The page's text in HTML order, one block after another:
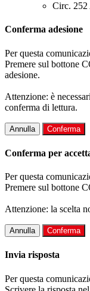
Circ. 252
Conferma adesione
Per questa
Premere sul bottone
adesione.
Attenzione: è
conferma di lettura.
Annulla Conferma
Conferma per
Per questa
Premere sul bottone
Attenzione: la scelta
Annulla Conferma
Invia risposta
Per questa